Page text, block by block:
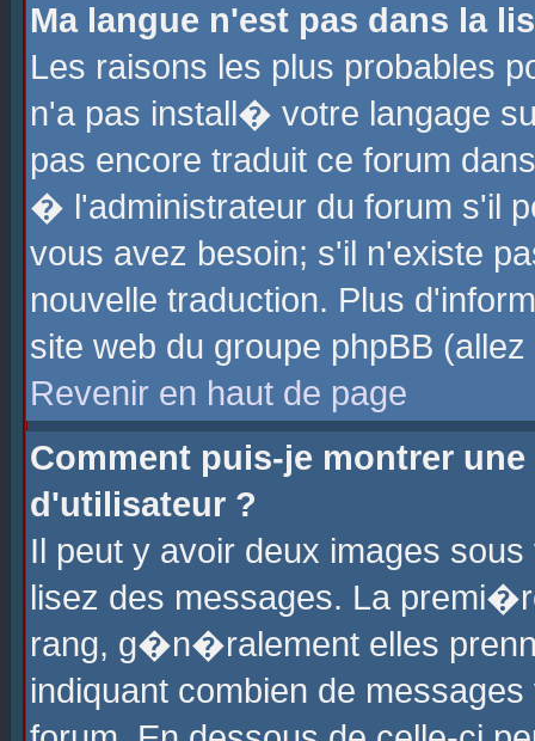
Ma langue n'est pas dans la
Les raisons les plus probables
n'a pas install� votre langage
pas encore traduit ce forum
� l'administrateur du forum s'il
vous avez besoin; s'il n'existe
nouvelle traduction. Plus
site web du groupe phpBB
Revenir en haut de page
Comment puis-je montrer
d'utilisateur ?
Il peut y avoir deux images
lisez des messages. La
rang, g�n�ralement elles
indiquant combien de